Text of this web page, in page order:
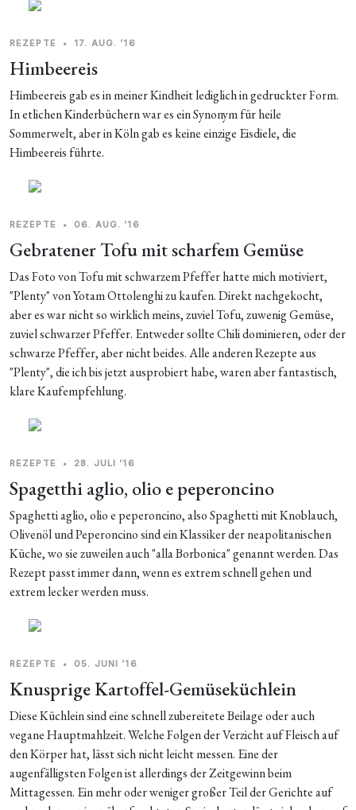
REZEPTE • 17. AUG. ’16
Himbeereis
Himbeereis gab es in meiner Kindheit lediglich in gedruckter Form.
In etlichen Kinderbüchern war es ein Synonym für heile
Sommerwelt, aber in Köln gab es keine einzige Eisdiele, die
Himbeereis führte.
REZEPTE • 06. AUG. ’16
Gebratener Tofu mit scharfem Gemüse
Das Foto von Tofu mit schwarzem Pfeffer hatte mich motiviert,
"Plenty" von Yotam Ottolenghi zu kaufen. Direkt nachgekocht,
aber es war nicht so wirklich meins, zuviel Tofu, zuwenig Gemüse,
zuviel schwarzer Pfeffer. Entweder sollte Chili dominieren, oder der
schwarze Pfeffer, aber nicht beides. Alle anderen Rezepte aus
"Plenty", die ich bis jetzt ausprobiert habe, waren aber fantastisch,
klare Kaufempfehlung.
REZEPTE • 28. JULI ’16
Spagetthi aglio, olio e peperoncino
Spaghetti aglio, olio e peperoncino, also Spaghetti mit Knoblauch,
Olivenöl und Peperoncino sind ein Klassiker der neapolitanischen
Küche, wo sie zuweilen auch "alla Borbonica" genannt werden. Das
Rezept passt immer dann, wenn es extrem schnell gehen und
extrem lecker werden muss.
REZEPTE • 05. JUNI ’16
Knusprige Kartoffel-Gemüseküchlein
Diese Küchlein sind eine schnell zubereitete Beilage oder auch
vegane Hauptmahlzeit. Welche Folgen der Verzicht auf Fleisch auf
den Körper hat, lässt sich nicht leicht messen. Eine der
augenfälligsten Folgen ist allerdings der Zeitgewinn beim
Mittagessen. Ein mehr oder weniger großer Teil der Gerichte auf